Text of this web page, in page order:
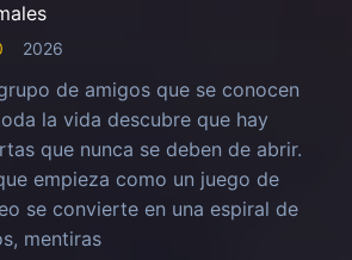
2026
de amigos que se conocen
la vida descubre que hay
que nunca se deben de abrir.
empieza como un juego de
se convierte en una espiral de
mentiras